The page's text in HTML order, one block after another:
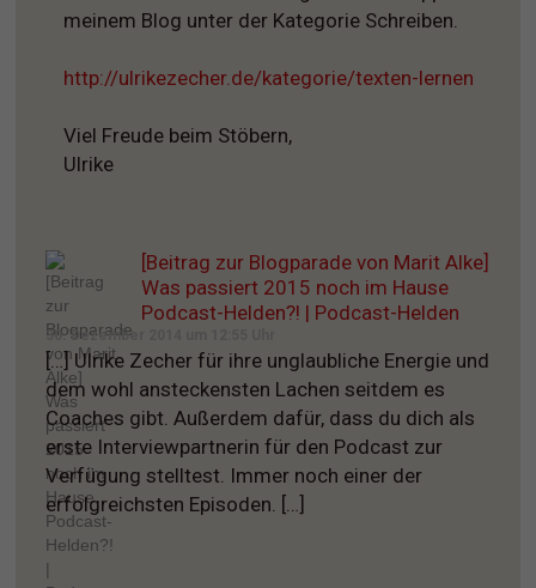
meinem Blog unter der Kategorie Schreiben.
http://ulrikezecher.de/kategorie/texten-lernen
Viel Freude beim Stöbern,
Ulrike
[Beitrag zur Blogparade von Marit Alke]
Was passiert 2015 noch im Hause
Podcast-Helden?! | Podcast-Helden
30. Dezember 2014 um 12:55 Uhr
[…] Ulrike Zecher für ihre unglaubliche Energie und
dem wohl ansteckensten Lachen seitdem es
Coaches gibt. Außerdem dafür, dass du dich als
erste Interviewpartnerin für den Podcast zur
Verfügung stelltest. Immer noch einer der
erfolgreichsten Episoden. […]